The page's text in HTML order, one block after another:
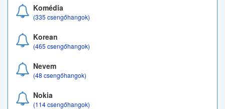
Komédia
(335 csengőhangok)
Korean
(465 csengőhangok)
Nevem
(48 csengőhangok)
Nokia
(114 csengőhangok)